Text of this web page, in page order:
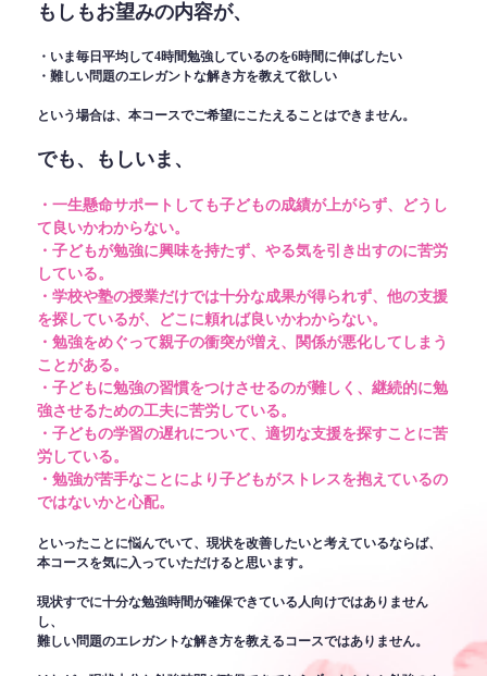
もしもお望みの内容が、
・いま毎日平均して4時間勉強しているのを6時間に伸ばしたい
・難しい問題のエレガントな解き方を教えて欲しい
という場合は、本コースでご希望にこたえることはできません。
でも、もしいま、
・一生懸命サポートしても子どもの成績が上がらず、どうし
て良いかわからない。
・子どもが勉強に興味を持たず、やる気を引き出すのに苦労
している。
・学校や塾の授業だけでは十分な成果が得られず、他の支援
を探しているが、どこに頼れば良いかわからない。
・勉強をめぐって親子の衝突が増え、関係が悪化してしまう
ことがある。
・子どもに勉強の習慣をつけさせるのが難しく、継続的に勉
強させるための工夫に苦労している。
・子どもの学習の遅れについて、適切な支援を探すことに苦
労している。
・勉強が苦手なことにより子どもがストレスを抱えているの
ではないかと心配。
といったことに悩んでいて、現状を改善したいと考えているならば、
本コースを気に入っていただけると思います。
現状すでに十分な勉強時間が確保できている人向けではありません
し、
難しい問題のエレガントな解き方を教えるコースではありません。